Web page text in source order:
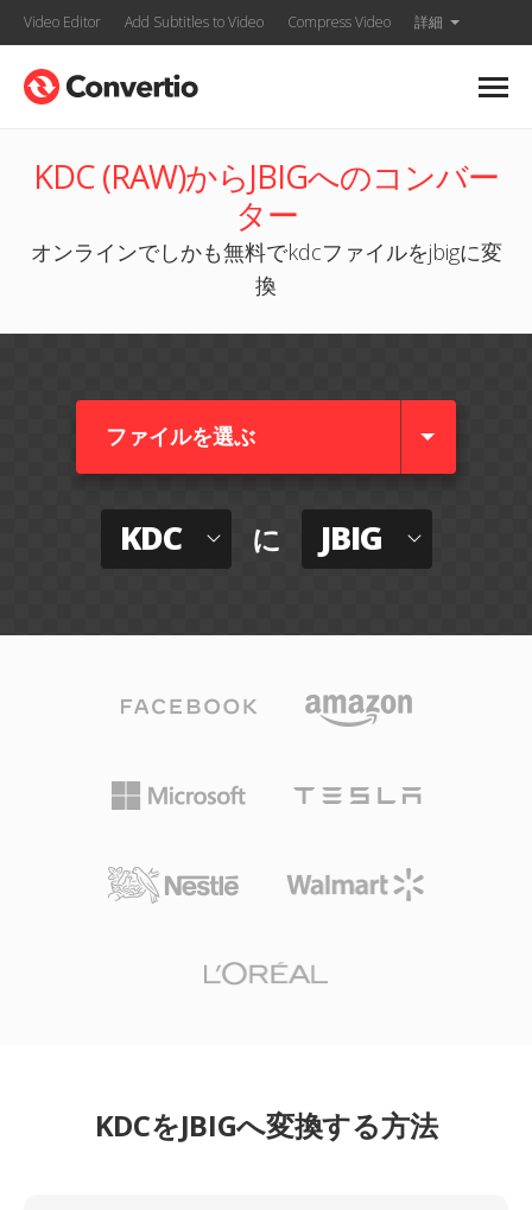
Video Editor Add Subtitles to Video Compress Video 詳細
KDC (RAW)からJBIGへのコンバー
ター
オンラインでしかも無料でkdcファイルをjbigに変
換
ファイルを選ぶ
KDC に JBIG
KDCをJBIGへ変換する方法